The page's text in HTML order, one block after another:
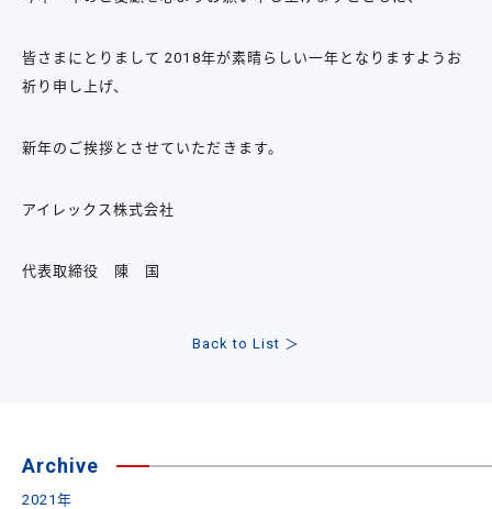
皆さまにとりまして 2018年が素晴らしい一年となりますようお
祈り申し上げ、
新年のご挨拶とさせていただきます。
アイレックス株式会社
代表取締役 陳 国
Back to List ＞
Archive
2021年